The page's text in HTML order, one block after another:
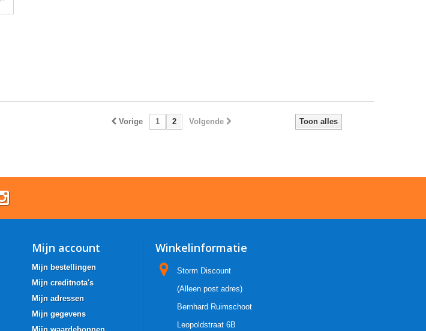
Toon alles
Vorige 1 2 Volgende
Mijn account
Mijn bestellingen
Mijn creditnota's
Mijn adressen
Mijn gegevens
Winkelinformatie
Storm Discount
(Alleen post adres)
Bernhard Ruimschoot
Leopoldstraat 6B